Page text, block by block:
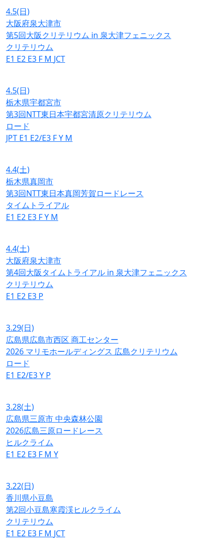
4.5(日)
大阪府泉大津市
第5回大阪クリテリウム in 泉大津フェニックス
クリテリウム
E1 E2 E3 F M JCT
4.5(日)
栃木県宇都宮市
第3回NTT東日本宇都宮清原クリテリウム
ロード
JPT E1 E2/E3 FY M
4.4(土)
栃木県真岡市
第3回NTT東日本真岡芳賀ロードレース
タイムトライアル
E1 E2 E3 FY M
4.4(土)
大阪府泉大津市
第4回大阪タイムトライアル in 泉大津フェニックス
クリテリウム
E1 E2 E3 P
3.29(日)
広島県広島市西区 商工センター
2026 マリモホールディングス 広島クリテリウム
ロード
E1 E2/E3Y P
3.28(土)
広島県三原市 中央森林公園
2026広島三原ロードレース
ヒルクライム
E1 E2 E3 F M Y
3.22(日)
香川県小豆島
第2回小豆島寒霞渓ヒルクライム
クリテリウム
E1 E2 E3 F M JCT